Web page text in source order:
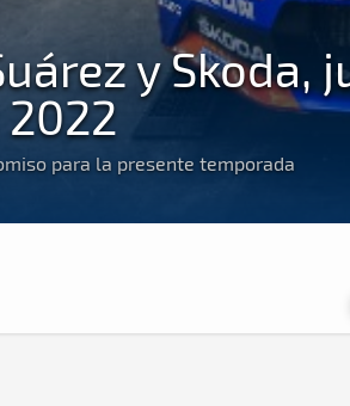
y Skoda,
2022
para la presente temporada